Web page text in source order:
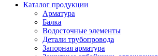
Каталог продукции
Арматура
Балка
Водосточные элементы
Детали трубопровода
Запорная арматура